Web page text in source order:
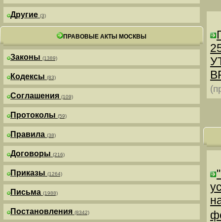
Другие (3)
ПРАВОВЫЕ АКТЫ МОСКВЫ
Законы (1389)
Кодексы (83)
Соглашения (109)
Протоколы (59)
Правила (38)
Договоры (216)
Приказы (1264)
Письма (1988)
Постановления (8342)